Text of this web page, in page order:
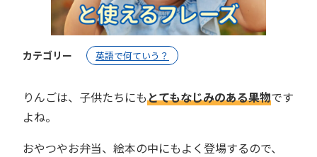
カテゴリー 英語で何ていう？
りんごは、子供たちにもとてもなじみのある果物です
よね。
おやつやお弁当、絵本の中にもよく登場するので、